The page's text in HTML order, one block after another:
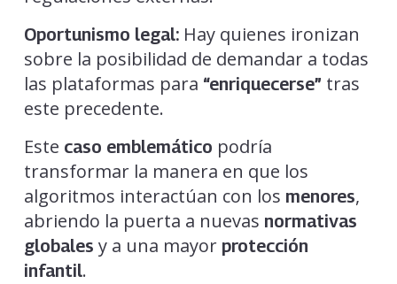
Oportunismo legal:Hay quienes ironizan
sobre la posibilidad de demandar a todas
las plataformas para “enriquecerse” tras
este precedente.
Este caso emblemático podría
transformar la manera en que los
algoritmos interactúan con los menores,
abriendo la puerta a nuevas normativas
globales y a una mayor protección
infantil.